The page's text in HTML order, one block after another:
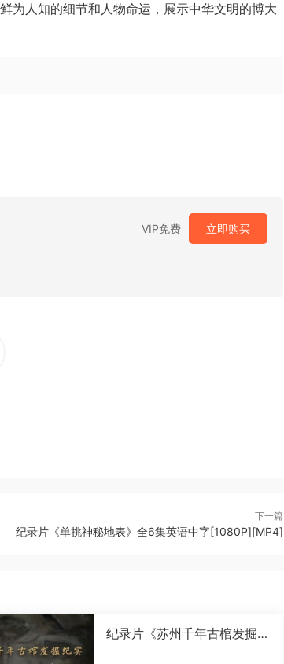
为人知的细节和人物命运，展示中华文明的博大
VIP免费 立即购买
下一篇
纪录片《单挑神秘地表》全6集英语中字[1080P][MP4]
纪录片《苏州千年古棺发掘纪